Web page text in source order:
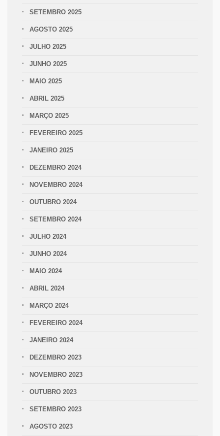
SETEMBRO 2025
AGOSTO 2025
JULHO 2025
JUNHO 2025
MAIO 2025
ABRIL 2025
MARÇO 2025
FEVEREIRO 2025
JANEIRO 2025
DEZEMBRO 2024
NOVEMBRO 2024
OUTUBRO 2024
SETEMBRO 2024
JULHO 2024
JUNHO 2024
MAIO 2024
ABRIL 2024
MARÇO 2024
FEVEREIRO 2024
JANEIRO 2024
DEZEMBRO 2023
NOVEMBRO 2023
OUTUBRO 2023
SETEMBRO 2023
AGOSTO 2023